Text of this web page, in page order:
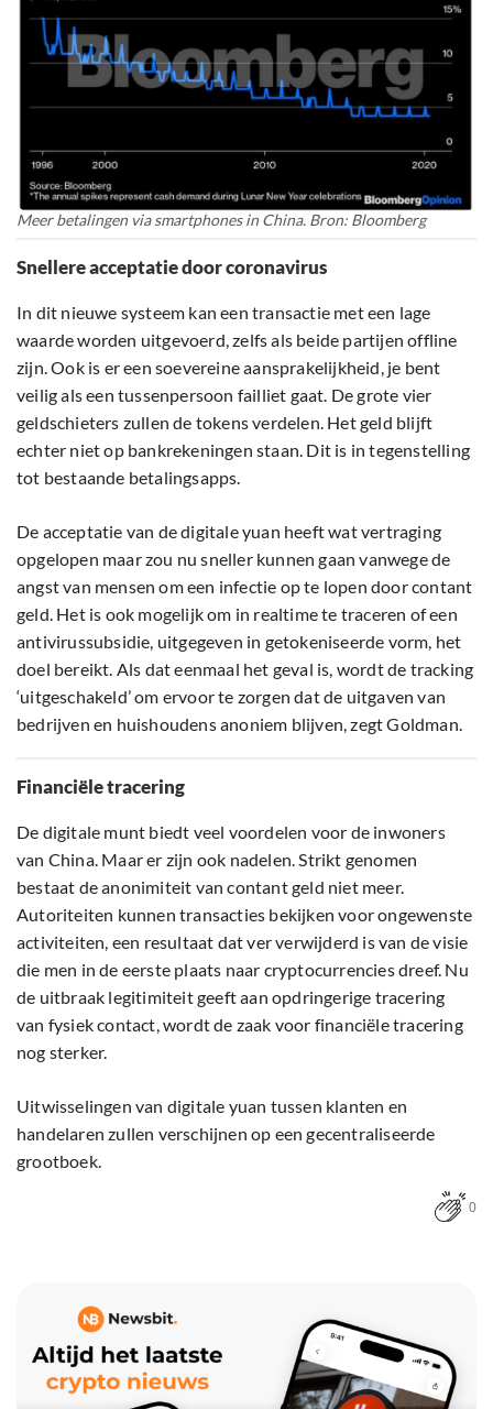
Meer betalingen via smartphones in China. Bron: Bloomberg
Snellere acceptatie door coronavirus
In dit nieuwe systeem kan een transactie met een lage
waarde worden uitgevoerd, zelfs als beide partijen offline
zijn. Ook is er een soevereine aansprakelijkheid, je bent
veilig als een tussenpersoon failliet gaat. De grote vier
geldschieters zullen de tokens verdelen. Het geld blijft
echter niet op bankrekeningen staan. Dit is in tegenstelling
tot bestaande betalingsapps.
De acceptatie van de digitale yuan heeft wat vertraging
opgelopen maar zou nu sneller kunnen gaan vanwege de
angst van mensen om een infectie op te lopen door contant
geld. Het is ook mogelijk om in realtime te traceren of een
antivirussubsidie, uitgegeven in getokeniseerde vorm, het
doel bereikt. Als dat eenmaal het geval is, wordt de tracking
‘uitgeschakeld’ om ervoor te zorgen dat de uitgaven van
bedrijven en huishoudens anoniem blijven, zegt Goldman.
Financiële tracering
De digitale munt biedt veel voordelen voor de inwoners
van China. Maar er zijn ook nadelen. Strikt genomen
bestaat de anonimiteit van contant geld niet meer.
Autoriteiten kunnen transacties bekijken voor ongewenste
activiteiten, een resultaat dat ver verwijderd is van de visie
die men in de eerste plaats naar cryptocurrencies dreef. Nu
de uitbraak legitimiteit geeft aan opdringerige tracering
van fysiek contact, wordt de zaak voor financiële tracering
nog sterker.
Uitwisselingen van digitale yuan tussen klanten en
handelaren zullen verschijnen op een gecentraliseerde
grootboek.
0